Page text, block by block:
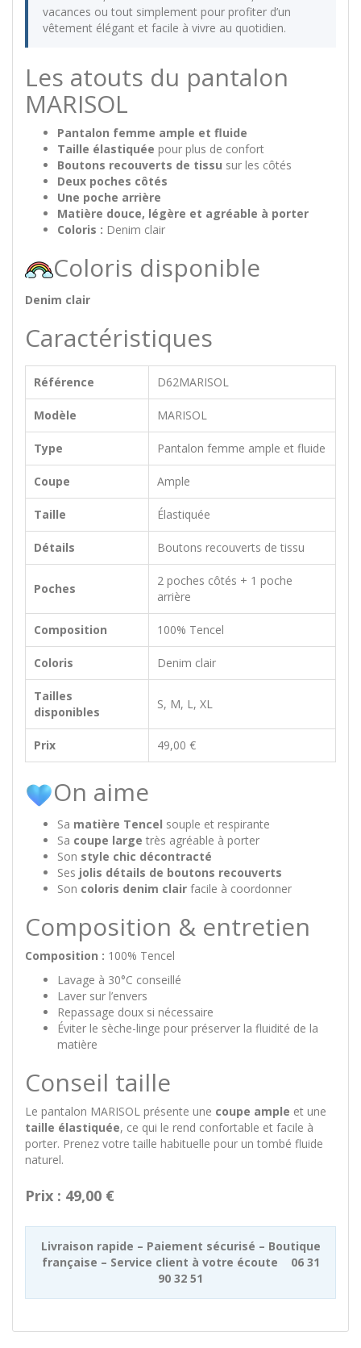
vacances ou tout simplement pour profiter d’un
vêtement élégant et facile à vivre au quotidien.
Les atouts du pantalon
MARISOL
Pantalon femme ample et fluide
Taille élastiquée pour plus de confort
Boutons recouverts de tissu sur les côtés
Deux poches côtés
Une poche arrière
Matière douce, légère et agréable à porter
Coloris : Denim clair
Coloris disponible
Denim clair
Caractéristiques
Référence D62MARISOL
Modèle MARISOL
Type Pantalon femme ample et fluide
Coupe Ample
Taille Élastiquée
Détails Boutons recouverts de tissu
Poches
2 poches côtés + 1 poche
arrière
Composition 100% Tencel
Coloris Denim clair
Tailles
disponibles
S, M, L, XL
Prix 49,00 €
On aime
Sa matière Tencel souple et respirante
Sa coupe large très agréable à porter
Son style chic décontracté
Ses jolis détails de boutons recouverts
Son coloris denim clair facile à coordonner
Composition & entretien
Composition : 100% Tencel
Lavage à 30°C conseillé
Laver sur l’envers
Repassage doux si nécessaire
Éviter le sèche-linge pour préserver la fluidité de la
matière
Conseil taille
Le pantalon MARISOL présente une coupe ample et une
taille élastiquée, ce qui le rend confortable et facile à
porter. Prenez votre taille habituelle pour un tombé fluide
naturel.
Prix : 49,00 €
Livraison rapide – Paiement sécurisé – Boutique
française – Service client à votre écoute 06 31
90 32 51